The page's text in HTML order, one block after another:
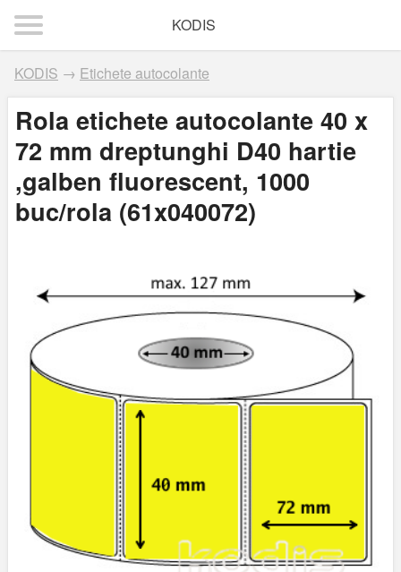
KODIS
KODIS → Etichete autocolante
Rola etichete autocolante 40 x
72 mm dreptunghi D40 hartie
,galben fluorescent, 1000
buc/rola (61x040072)